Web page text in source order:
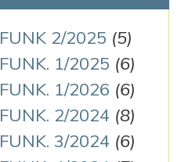
FUNK 2/2025 (5)
FUNK. 1/2025 (6)
FUNK. 1/2026 (6)
FUNK. 2/2024 (8)
FUNK. 3/2024 (6)